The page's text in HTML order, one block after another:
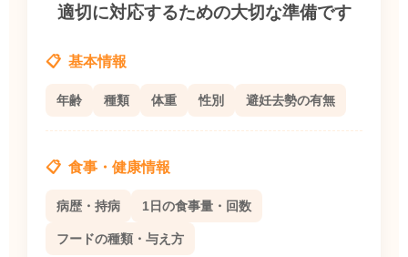
適切に対応するための大切な準備です
基本情報
年齢 種類 体重 性別 避妊去勢の有無
食事・健康情報
病歴・持病 1日の食事量・回数
フードの種類・与え方